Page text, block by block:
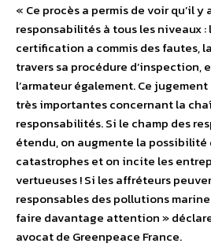
« Ce procès a permis de voir qu’il y
responsabilités à tous les niveaux
certification a commis des fautes,
travers sa procédure d’inspection,
l’armateur également. Ce
très importantes concernant la
responsabilités. Si le champ des
étendu, on augmente la possibilité
catastrophes et on incite les
vertueuses ! Si les affréteurs
responsables des pollutions
faire davantage attention »
avocat de Greenpeace France.